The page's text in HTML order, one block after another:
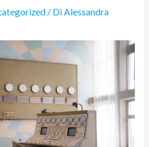
/ Di Alessandra